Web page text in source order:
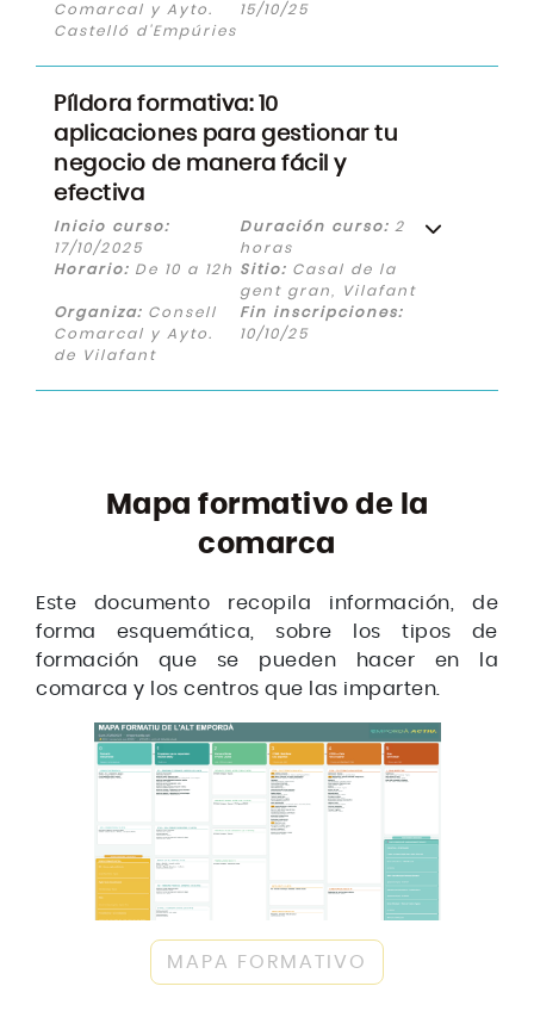
Comarcal y Ayto.
Castelló d'Empúries
15/10/25
Píldora formativa: 10
aplicaciones para gestionar tu
negocio de manera fácil y
efectiva
Inicio curso:
17/10/2025
Duración curso:2
horas
Horario: De 10 a 12h Sitio:Casal de la
gent gran, Vilafant
Organiza: Consell
Comarcal y Ayto.
de Vilafant
Fin inscripciones:
10/10/25
Mapa formativo de la
comarca
Este documento recopila información, de
forma esquemática, sobre los tipos de
formación que se pueden hacer en la
comarca y los centros que las imparten.
MAPA FORMATIVO